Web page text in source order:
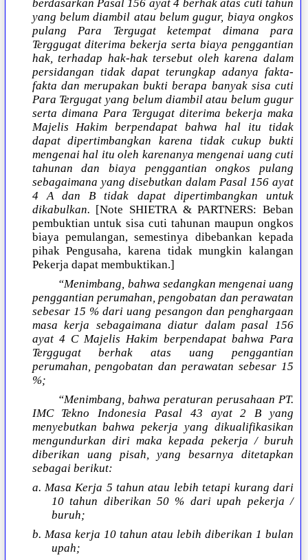
berdasarkan Pasal 156 ayat 4 berhak atas cuti tahun
yang belum diambil atau belum gugur, biaya ongkos
pulang Para Tergugat ketempat dimana para
Terggugat diterima bekerja serta biaya penggantian
hak, terhadap hak-hak tersebut oleh karena dalam
persidangan tidak dapat terungkap adanya fakta-
fakta dan merupakan bukti berapa banyak sisa cuti
Para Tergugat yang belum diambil atau belum gugur
serta dimana Para Tergugat diterima bekerja maka
Majelis Hakim berpendapat bahwa hal itu tidak
dapat dipertimbangkan karena tidak cukup bukti
mengenai hal itu oleh karenanya mengenai uang cuti
tahunan dan biaya penggantian ongkos pulang
sebagaimana yang disebutkan dalam Pasal 156 ayat
4 A dan B tidak dapat dipertimbangkan untuk
dikabulkan. [Note SHIETRA & PARTNERS: Beban
pembuktian untuk sisa cuti tahunan maupun ongkos
biaya pemulangan, semestinya dibebankan kepada
pihak Pengusaha, karena tidak mungkin kalangan
Pekerja dapat membuktikan.]
“Menimbang, bahwa sedangkan mengenai uang
penggantian perumahan, pengobatan dan perawatan
sebesar 15 % dari uang pesangon dan penghargaan
masa kerja sebagaimana diatur dalam pasal 156
ayat 4 C Majelis Hakim berpendapat bahwa Para
Terggugat berhak atas uang penggantian
perumahan, pengobatan dan perawatan sebesar 15
%;
“Menimbang, bahwa peraturan perusahaan PT.
IMC Tekno Indonesia Pasal 43 ayat 2 B yang
menyebutkan bahwa pekerja yang dikualifikasikan
mengundurkan diri maka kepada pekerja / buruh
diberikan uang pisah, yang besarnya ditetapkan
sebagai berikut:
a. Masa Kerja 5 tahun atau lebih tetapi kurang dari
10 tahun diberikan 50 % dari upah pekerja /
buruh;
b. Masa kerja 10 tahun atau lebih diberikan 1 bulan
upah;